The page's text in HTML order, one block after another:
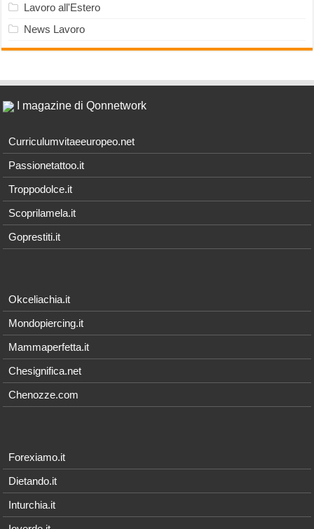
Lavoro all'Estero
News Lavoro
I magazine di Qonnetwork
Curriculumvitaeeuropeo.net
Passionetattoo.it
Troppodolce.it
Scoprilamela.it
Goprestiti.it
Okceliachia.it
Mondopiercing.it
Mammaperfetta.it
Chesignifica.net
Chenozze.com
Forexiamo.it
Dietando.it
Inturchia.it